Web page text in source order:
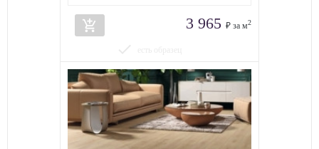
add_shopping_cart 3 965 ₽ за м2